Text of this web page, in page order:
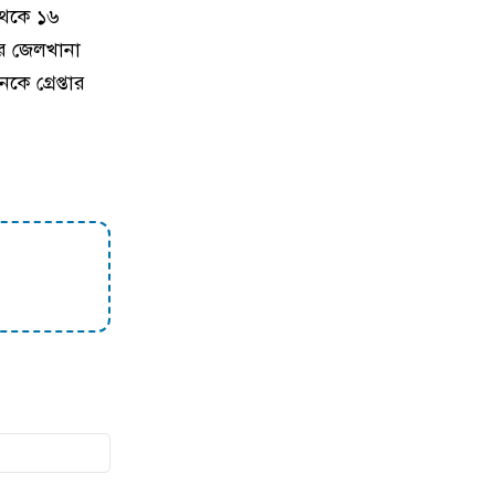
১৬
জেলখানা
গ্রেপ্তার